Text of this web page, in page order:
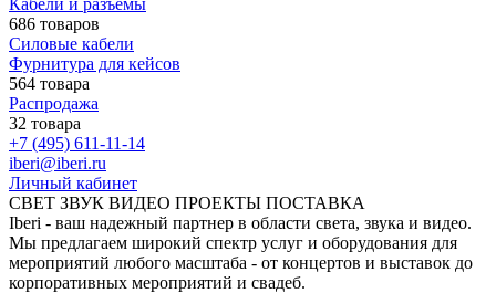
686 товаров
Силовые кабели
Фурнитура для кейсов
564 товара
Распродажа
32 товара
+7 (495) 611-11-14
iberi@iberi.ru
Личный кабинет
СВЕТ ЗВУК ВИДЕО ПРОЕКТЫ ПОСТАВКА
Iberi - ваш надежный партнер в области света, звука и видео.
Мы предлагаем широкий спектр услуг и оборудования для
мероприятий любого масштаба - от концертов и выставок до
корпоративных мероприятий и свадеб.